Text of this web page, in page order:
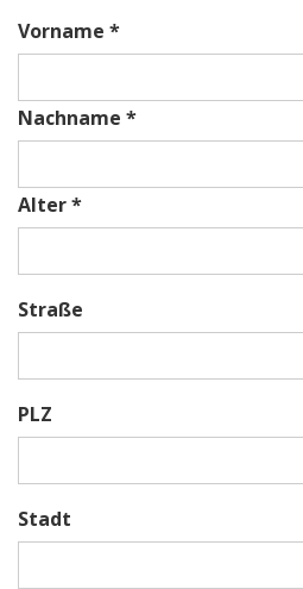
Vorname *
Nachname *
Alter *
Straße
PLZ
Stadt